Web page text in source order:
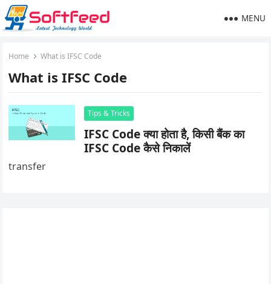
MENU
Home What is IFSC Code
What is IFSC Code
Tips & Tricks
IFSC Code क्या होता है, किसी बैंक का
IFSC Code कैसे निकालें
transfer